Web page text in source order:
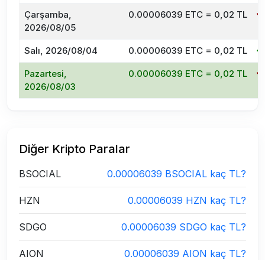
Çarşamba,
2026/08/05
0.00006039 ETC = 0,02 TL
Salı, 2026/08/04 0.00006039 ETC = 0,02 TL
Pazartesi,
2026/08/03
0.00006039 ETC = 0,02 TL
Diğer Kripto Paralar
BSOCIAL 0.00006039 BSOCIAL kaç TL?
HZN 0.00006039 HZN kaç TL?
SDGO 0.00006039 SDGO kaç TL?
AION 0.00006039 AION kaç TL?